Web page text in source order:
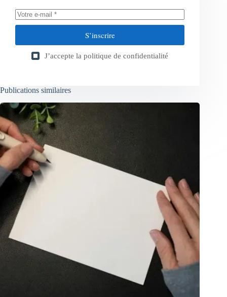
S’inscrire
J’accepte la politique de confidentialité
Publications similaires